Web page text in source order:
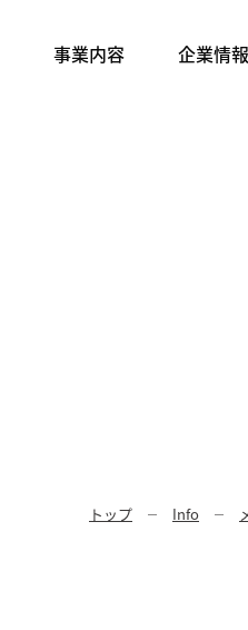
事業内容 企業情報
トップ Info